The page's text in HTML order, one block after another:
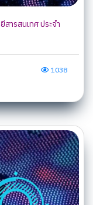
สารสนเทศ ประจำ
1038